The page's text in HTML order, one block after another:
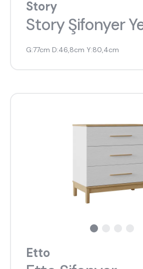
Story
Story Şifonyer
G:77cm D:46,8cm Y:80,4cm
Etto